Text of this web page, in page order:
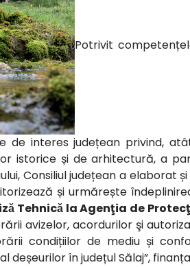
Potrivit
de interes județean privind,
istorice și de arhitectură, a
Consiliul județean a elaborat
și urmărește
Tehnicǎ la Agenţia de
avizelor, acordurilor şi
condițiilor de mediu și
deșeurilor în județul Sălaj”,